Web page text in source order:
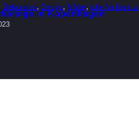
Dekoration, Design, Möbel, tolle Architektur
in Kopenhagen